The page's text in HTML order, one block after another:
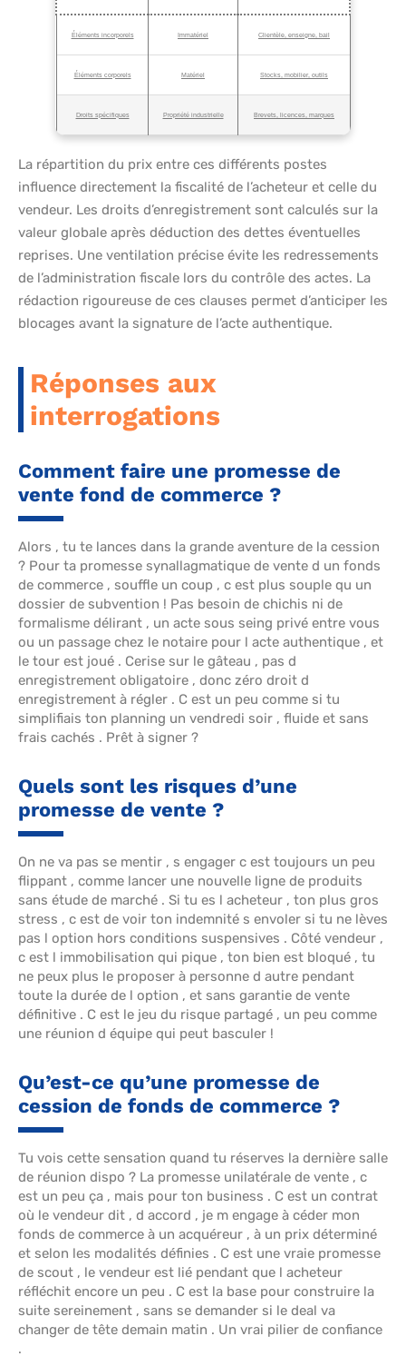
Éléments incorporels Immatériel Clientèle, enseigne, bail
Éléments corporels Matériel Stocks, mobilier, outils
Droits spécifiques Propriété industrielle Brevets, licences, marques
La répartition du prix entre ces différents postes
influence directement la fiscalité de l’acheteur et celle du
vendeur. Les droits d’enregistrement sont calculés sur la
valeur globale après déduction des dettes éventuelles
reprises. Une ventilation précise évite les redressements
de l’administration fiscale lors du contrôle des actes. La
rédaction rigoureuse de ces clauses permet d’anticiper les
blocages avant la signature de l’acte authentique.
Réponses aux
interrogations
Comment faire une promesse de
vente fond de commerce ?
Alors , tu te lances dans la grande aventure de la cession
? Pour ta promesse synallagmatique de vente d un fonds
de commerce , souffle un coup , c est plus souple qu un
dossier de subvention ! Pas besoin de chichis ni de
formalisme délirant , un acte sous seing privé entre vous
ou un passage chez le notaire pour l acte authentique , et
le tour est joué . Cerise sur le gâteau , pas d
enregistrement obligatoire , donc zéro droit d
enregistrement à régler . C est un peu comme si tu
simplifiais ton planning un vendredi soir , fluide et sans
frais cachés . Prêt à signer ?
Quels sont les risques d’une
promesse de vente ?
On ne va pas se mentir , s engager c est toujours un peu
flippant , comme lancer une nouvelle ligne de produits
sans étude de marché . Si tu es l acheteur , ton plus gros
stress , c est de voir ton indemnité s envoler si tu ne lèves
pas l option hors conditions suspensives . Côté vendeur ,
c est l immobilisation qui pique , ton bien est bloqué , tu
ne peux plus le proposer à personne d autre pendant
toute la durée de l option , et sans garantie de vente
définitive . C est le jeu du risque partagé , un peu comme
une réunion d équipe qui peut basculer !
Qu’est-ce qu’une promesse de
cession de fonds de commerce ?
Tu vois cette sensation quand tu réserves la dernière salle
de réunion dispo ? La promesse unilatérale de vente , c
est un peu ça , mais pour ton business . C est un contrat
où le vendeur dit , d accord , je m engage à céder mon
fonds de commerce à un acquéreur , à un prix déterminé
et selon les modalités définies . C est une vraie promesse
de scout , le vendeur est lié pendant que l acheteur
réfléchit encore un peu . C est la base pour construire la
suite sereinement , sans se demander si le deal va
changer de tête demain matin . Un vrai pilier de confiance
.